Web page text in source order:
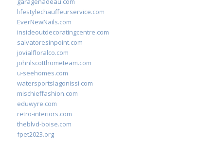
lifestylechauffeurservice.com
EverNewNails.com
insideoutdecoratingcentre.com
salvatoresinpoint.com
jovialfloralco.com
johnlscotthometeam.com
u-seehomes.com
watersportslagonissi.com
mischieffashion.com
eduwyre.com
retro-interiors.com
theblvd-boise.com
fpet2023.org